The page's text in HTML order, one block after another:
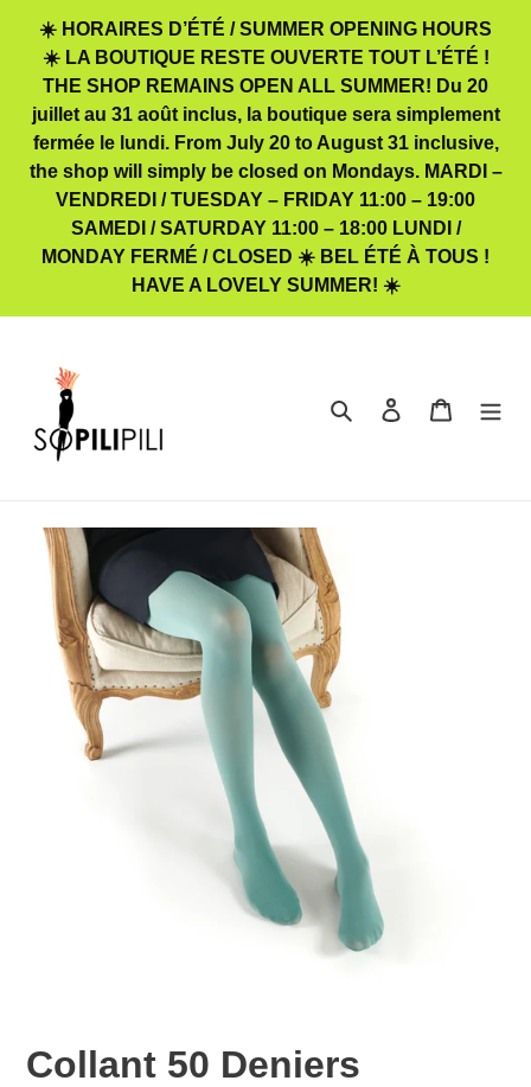
contenu
☀️ HORAIRES D’ÉTÉ / SUMMER OPENING HOURS
☀️ LA BOUTIQUE RESTE OUVERTE TOUT L’ÉTÉ !
THE SHOP REMAINS OPEN ALL SUMMER! Du 20
juillet au 31 août inclus, la boutique sera simplement
fermée le lundi. From July 20 to August 31 inclusive,
the shop will simply be closed on Mondays. MARDI –
VENDREDI / TUESDAY – FRIDAY 11:00 – 19:00
SAMEDI / SATURDAY 11:00 – 18:00 LUNDI /
MONDAY FERMÉ / CLOSED ☀️ BEL ÉTÉ À TOUS !
HAVE A LOVELY SUMMER! ☀️
RechercherSe connecter
Panier
Collant 50 Deniers